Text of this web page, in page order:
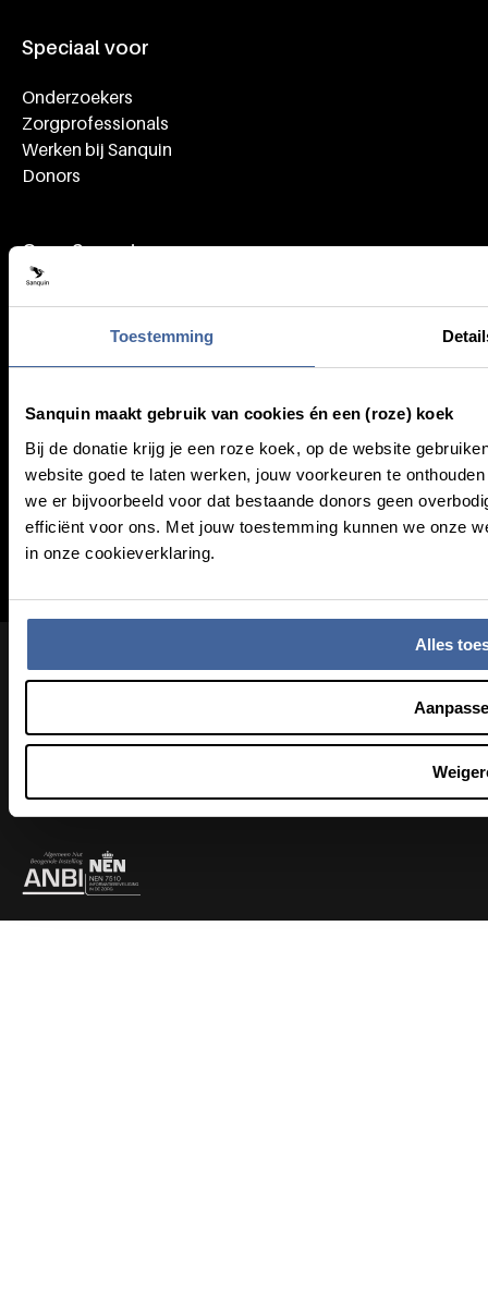
Toestemming
Sanquin maakt gebruik van cookies én een (roze) koek
Bij de donatie krijg je een roze koek, op de website
website goed te laten werken, jouw voorkeuren te
we er bijvoorbeeld voor dat bestaande donors geen
efficiënt voor ons. Met jouw toestemming kunnen we onze
in onze cookieverklaring.
Alles
Speciaal voor
Onderzoekers
Zorgprofessionals
Werken bij Sanquin
Donors
Over Sanquin
Onderwijs
Service & Contact
Veelgestelde vragen
MijnSanquin
Contact
Nieuwsbrief
Coordinated Vulnerability Disclosure
Partners